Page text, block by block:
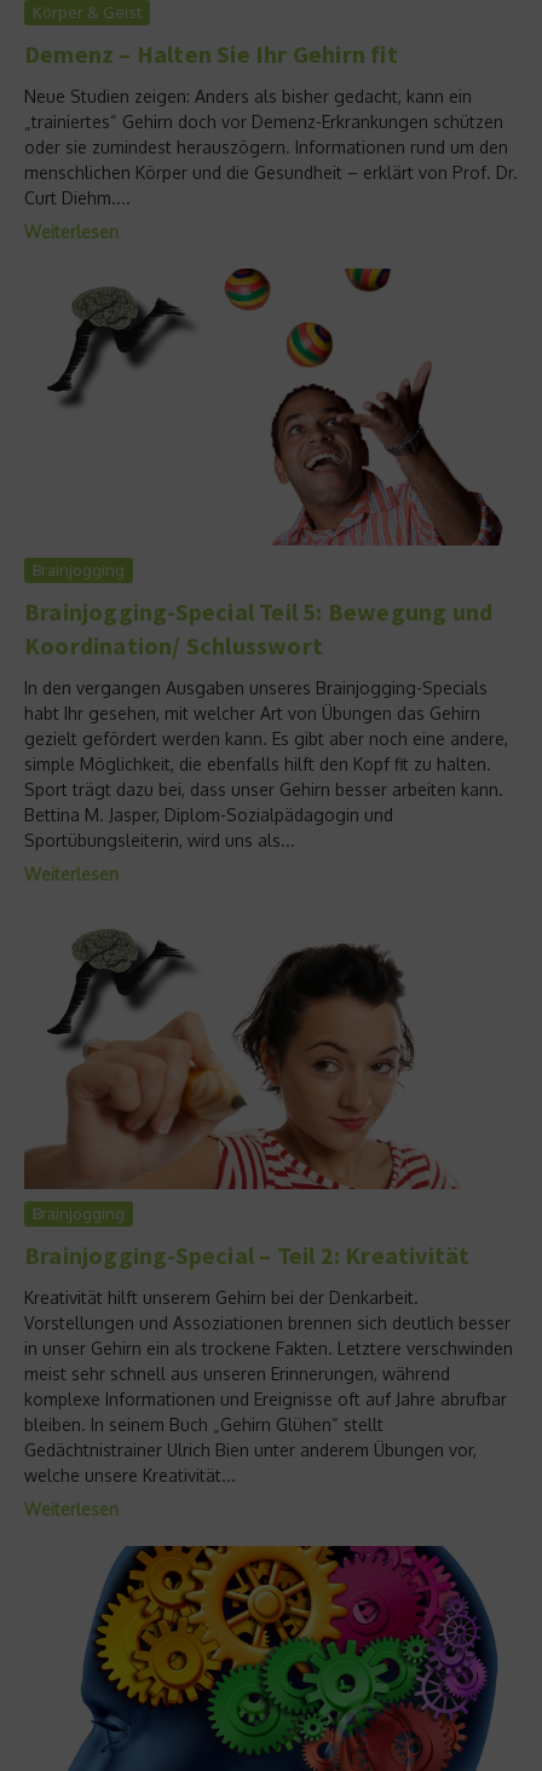
Körper & Geist
Demenz – Halten Sie Ihr Gehirn fit
Neue Studien zeigen: Anders als bisher gedacht, kann ein
„trainiertes“ Gehirn doch vor Demenz-Erkrankungen schützen
oder sie zumindest herauszögern. Informationen rund um den
menschlichen Körper und die Gesundheit – erklärt von Prof. Dr.
Curt Diehm....
Weiterlesen
Brainjogging
Brainjogging-Special Teil 5: Bewegung und
Koordination/ Schlusswort
In den vergangen Ausgaben unseres Brainjogging-Specials
habt Ihr gesehen, mit welcher Art von Übungen das Gehirn
gezielt gefördert werden kann. Es gibt aber noch eine andere,
simple Möglichkeit, die ebenfalls hilft den Kopf fit zu halten.
Sport trägt dazu bei, dass unser Gehirn besser arbeiten kann.
Bettina M. Jasper, Diplom-Sozialpädagogin und
Sportübungsleiterin, wird uns als...
Weiterlesen
Brainjogging
Brainjogging-Special – Teil 2: Kreativität
Kreativität hilft unserem Gehirn bei der Denkarbeit.
Vorstellungen und Assoziationen brennen sich deutlich besser
in unser Gehirn ein als trockene Fakten. Letztere verschwinden
meist sehr schnell aus unseren Erinnerungen, während
komplexe Informationen und Ereignisse oft auf Jahre abrufbar
bleiben. In seinem Buch „Gehirn Glühen“ stellt
Gedächtnistrainer Ulrich Bien unter anderem Übungen vor,
welche unsere Kreativität...
Weiterlesen